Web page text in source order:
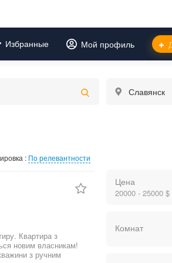
Избранные Мой профиль
Славянск
: По релевантности
з ручним
Цена
20000 - 25000 $
Комнат